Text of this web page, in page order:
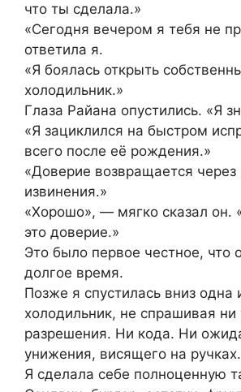
что ты сделала.»
«Сегодня вечером я тебя не
ответила я.
«Я боялась открыть
холодильник.»
Глаза Райана опустились. «Я
«Я зациклился на быстром
всего после её рождения.»
«Доверие возвращается через
извинения.»
«Хорошо», — мягко сказал он.
это доверие.»
Это было первое честное, что
долгое время.
Позже я спустилась вниз одна
холодильник, не спрашивая ни
разрешения. Ни кода. Ни
унижения, висящего на ручках.
Я сделала себе полноценную